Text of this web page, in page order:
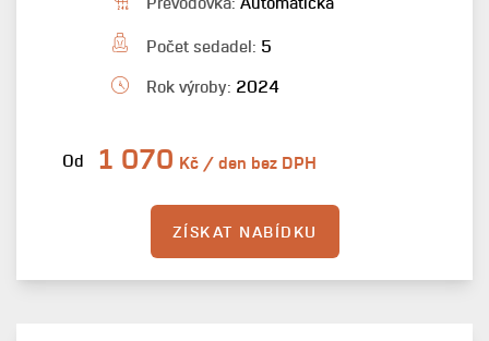
Počet sedadel: 5
Rok výroby: 2024
Od 1 070 Kč / den bez DPH
ZÍSKAT NABÍDKU